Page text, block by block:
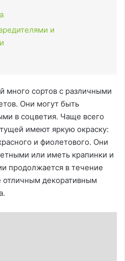
и
много сортов с различными
Они могут быть
в соцветия. Чаще всего
имеют яркую окраску:
и фиолетового. Они
или иметь крапинки и
продолжается в течение
отличным декоративным